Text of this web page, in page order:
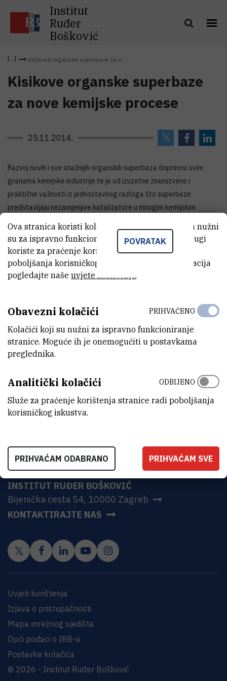
Institut
Ruđer
Bošković
Kisikove organske superbaze za n...
Kisikove organske superbaze
za nove kemijske procese
25.11.2014.
Razvoj novih i sve snažnijih organskih superbaza doprinosi svim
granama kemijske industrije te je od izuzetne znanstvene i
praktične važnosti iz jednostavnog razloga što superbaze
predstavljaju nezamjenjive katalizatore u mnogim kemijskim
je ujedno efikasniji i učinkovitiji katalizator. Znanstvenici Grupe za
kvantnu organsku kemiju IRB-a, dr. sc. Ines Despotović i dr. sc.
Robert Vianello otkrili su potpuno nove dosad neistražene klase
organskih superbaza koje se temelje na protoniranju kisikovog
superbaze-za-nove-kemijske-
procese.pdf
(97,4 kB)
INSTITUT RUĐER BOŠKOVIĆ
Bijenička cesta 54, 10000 Zagreb
KONTAKTIRAJTE NAS
Uvjeti korištenja
Izjava o pristupačnosti
Mapa mrežnog sjedišta
Opći podaci o IRB-u
Postavke kolačića
© 2026 - Institut Ruđer Bošković
POVRATAK
Ova stranica koristi kolačiće. Neki od tih kolačića nužni
su za ispravno funkcioniranje stranice, dok se drugi
koriste za praćenje korištenja stranice radi
poboljšanja korisničkog iskustva. Za više informacija
pogledajte naše uvjete korištenja.
Obavezni kolačići
Kolačići koji su nužni za ispravno funkcioniranje
stranice. Moguće ih je onemogućiti u postavkama
preglednika.
PRIHVAĆENO
Analitički kolačići
Služe za praćenje korištenja stranice radi poboljšanja
korisničkog iskustva.
ODBIJENO
PRIHVAĆAM ODABRANO PRIHVAĆAM SVE